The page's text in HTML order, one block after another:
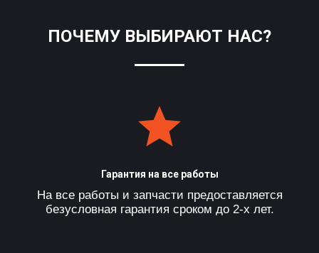
ПОЧЕМУ ВЫБИРАЮТ НАС?
Гарантия на все работы
На все работы и запчасти предоставляется
безусловная гарантия сроком до 2-х лет.